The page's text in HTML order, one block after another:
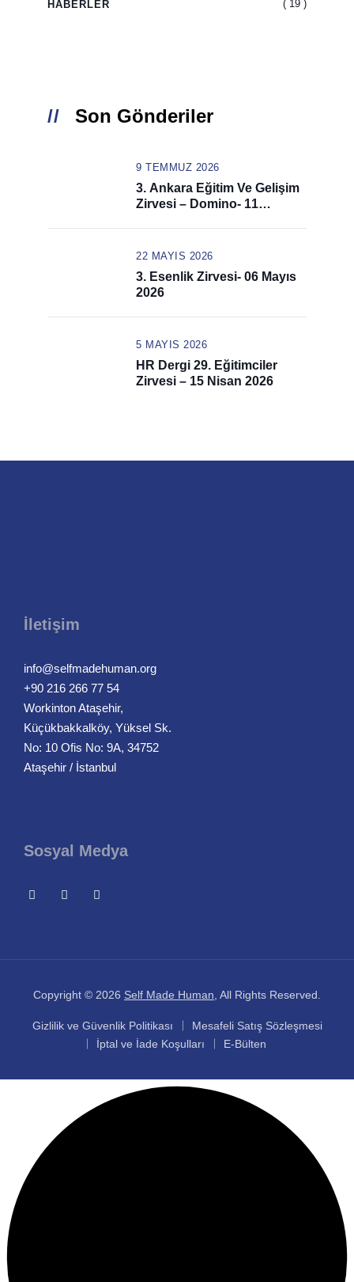
HABERLER ( 19 )
Son Gönderiler
3. Ankara Eğitim Ve Gelişim
Zirvesi – Domino- 11
9 TEMMUZ 2026
3. Esenlik Zirvesi- 06 Mayıs
2026
22 MAYIS 2026
HR Dergi 29. Eğitimciler
Zirvesi – 15 Nisan 2026
5 MAYIS 2026
İletişim
Workinton Ataşehir,
Küçükbakkalköy, Yüksel Sk.
No: 10 Ofis No: 9A, 34752
Ataşehir / İstanbul
+90 216 266 77 54
info@selfmadehuman.org
Sosyal Medya
Copyright © 2026 Self Made Human , All Rights Reserved.
Gizlilik ve Güvenlik Politikası
Mesafeli Satış Sözleşmesi
İptal ve İade Koşulları
E-Bülten